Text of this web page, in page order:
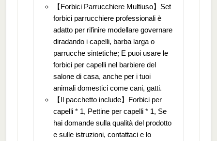
【Forbici Parrucchiere Multiuso】Set
forbici parrucchiere professionali è
adatto per rifinire modellare governare
diradando i capelli, barba larga o
parrucche sintetiche; E puoi usare le
forbici per capelli nel barbiere del
salone di casa, anche per i tuoi
animali domestici come cani, gatti.
【Il pacchetto include】Forbici per
capelli * 1, Pettine per capelli * 1, Se
hai domande sulla qualità del prodotto
e sulle istruzioni, contattaci e lo